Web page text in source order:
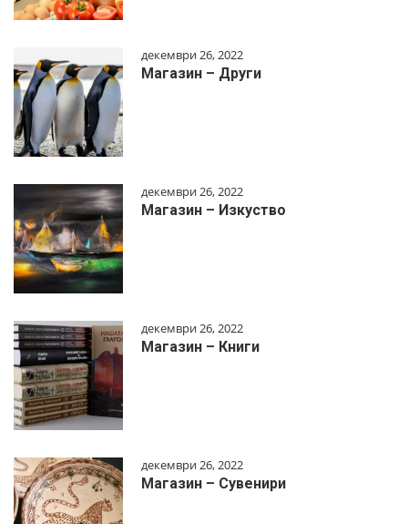
декември 26, 2022
Магазин – Други
декември 26, 2022
Магазин – Изкуство
декември 26, 2022
Магазин – Книги
декември 26, 2022
Магазин – Сувенири